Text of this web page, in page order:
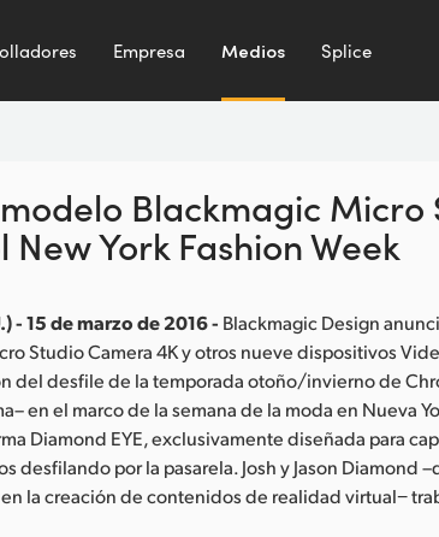
Empresa Medios Splice
Blackmagic Micro
New York Fashion Week
- 15 de marzo de 2016 - Blackmagic Design
Studio Camera 4K y otros nueve dispositivos
del desfile de la temporada otoño/invierno de
en el marco de la semana de la moda en Nueva
Diamond EYE, exclusivamente diseñada para
desfilando por la pasarela. Josh y Jason Diamond
en la creación de contenidos de realidad virtual−